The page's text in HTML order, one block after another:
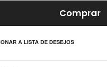
Comprar
A LISTA DE DESEJOS